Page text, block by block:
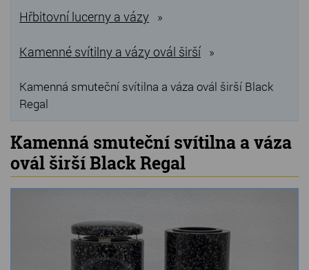
VÝPRODEJ
Produkty
Grilovací, pečící kameny
Lávové grilovací kameny
Kamenné truhlíky
Chladící kostky a puky
Doplňky do kuchyně
Hřbitovní doplňky
Zvířecí náhrobky a pomníčky
Hřbitovní lucerny a vázy »
Kamenné svítilny a vázy ovál širší »
Kamenná smuteční svítilna a váza ovál širší Black
Regal
Kamenná smuteční svítilna a váza
ovál širší Black Regal